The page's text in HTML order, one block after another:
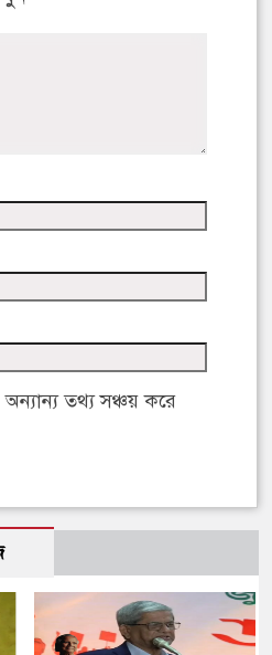
তথ্য সঞ্চয় করে